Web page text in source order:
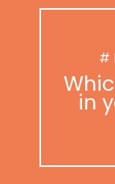
#
in